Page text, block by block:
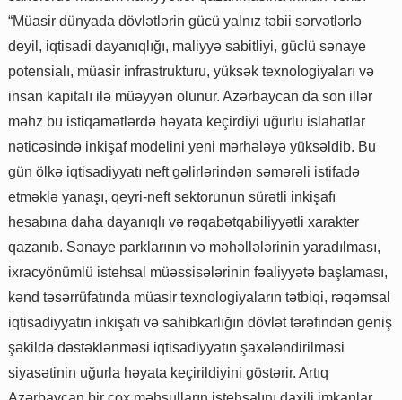
“Müasir dünyada dövlətlərin gücü yalnız təbii sərvətlərlə
deyil, iqtisadi dayanıqlığı, maliyyə sabitliyi, güclü sənaye
potensialı, müasir infrastrukturu, yüksək texnologiyaları və
insan kapitalı ilə müəyyən olunur. Azərbaycan da son illər
məhz bu istiqamətlərdə həyata keçirdiyi uğurlu islahatlar
nəticəsində inkişaf modelini yeni mərhələyə yüksəldib. Bu
gün ölkə iqtisadiyyatı neft gəlirlərindən səmərəli istifadə
etməklə yanaşı, qeyri-neft sektorunun sürətli inkişafı
hesabına daha dayanıqlı və rəqabətqabiliyyətli xarakter
qazanıb. Sənaye parklarının və məhəllələrinin yaradılması,
ixracyönümlü istehsal müəssisələrinin fəaliyyətə başlaması,
kənd təsərrüfatında müasir texnologiyaların tətbiqi, rəqəmsal
iqtisadiyyatın inkişafı və sahibkarlığın dövlət tərəfindən geniş
şəkildə dəstəklənməsi iqtisadiyyatın şaxələndirilməsi
siyasətinin uğurla həyata keçirildiyini göstərir. Artıq